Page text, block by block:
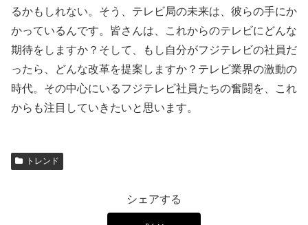
るかもしれない。そう、テレビ局の未来は、彼らの手にか
かっているんです。皆さんは、これからのテレビにどんな
期待をしますか？そして、もし自分がフジテレビの社員だ
ったら、どんな改革を提案しますか？テレビ業界の激動の
時代。その中心にいるフジテレビ社員たちの奮闘を、これ
からも注目していきたいと思います。
トレンド
シェアする